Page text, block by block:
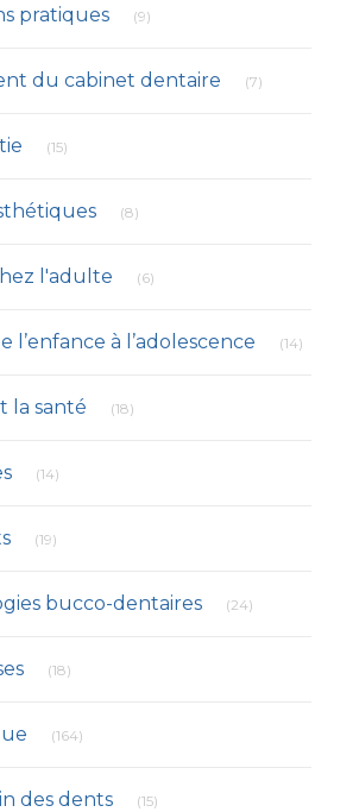
pratiques (9)
du cabinet dentaire (7)
(15)
(8)
l'adulte (6)
l’enfance à l’adolescence (14)
la santé (18)
(14)
(19)
bucco-dentaires (24)
(18)
(164)
des dents (15)